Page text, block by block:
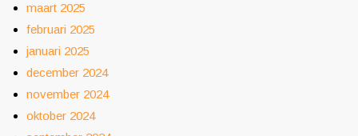
maart 2025
februari 2025
januari 2025
december 2024
november 2024
oktober 2024